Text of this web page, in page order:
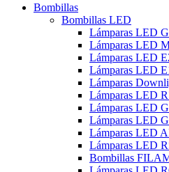
Bombillas
Bombillas LED
Lámparas LED
Lámparas LED
Lámparas LED
Lámparas LED
Lámparas
Lámparas LED
Lámparas LED
Lámparas LED
Lámparas LED
Lámparas LED
Bombillas